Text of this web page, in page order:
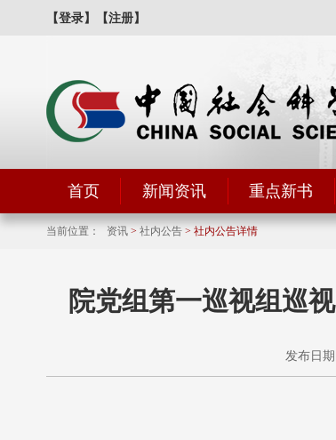
【登录】 【注册】
首页 新闻资讯 重点新书
当前位置： 资讯 > 社内公告 > 社内公告详情
院党组第一巡视组巡
发布日